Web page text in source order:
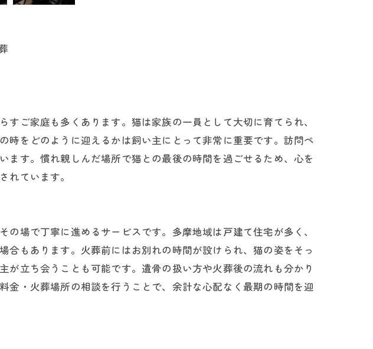
ご家庭も多くあります。猫は家族の一員として大切に育てられ、
時をどのように迎えるかは飼い主にとって非常に重要です。訪問ペ
す。慣れ親しんだ場所で猫との最後の時間を過ごせるため、心を
れています。
場で丁寧に進めるサービスです。多摩地域は戸建て住宅が多く、
もあります。火葬前にはお別れの時間が設けられ、猫の姿をそっ
立ち会うことも可能です。遺骨の扱い方や火葬後の流れも分かり
・火葬場所の相談を行うことで、余計な心配なく最期の時間を迎